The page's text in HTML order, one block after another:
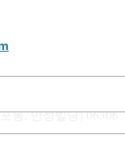
의 활발한 글로
동, 만성빌딩) 06306